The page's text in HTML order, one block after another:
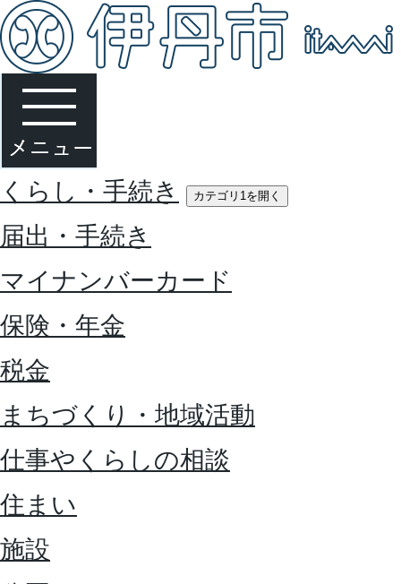
くらし・手続き カテゴリ1を開く
届出・手続き
マイナンバーカード
保険・年金
税金
まちづくり・地域活動
仕事やくらしの相談
住まい
施設